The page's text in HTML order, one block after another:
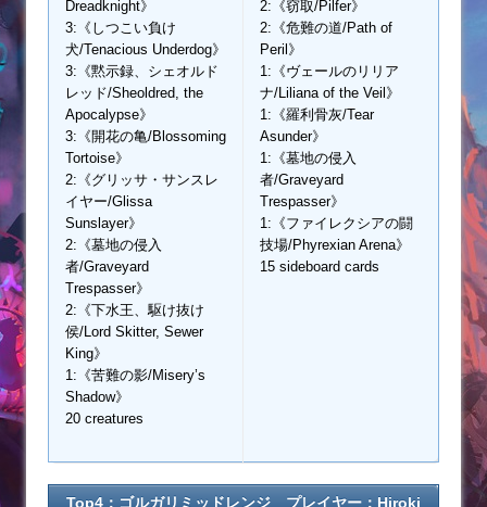
Dreadknight》
3:《しつこい負け
犬/Tenacious Underdog》
3:《黙示録、シェオルド
レッド/Sheoldred, the
Apocalypse》
3:《開花の亀/Blossoming
Tortoise》
2:《グリッサ・サンスレ
イヤー/Glissa
Sunslayer》
2:《墓地の侵入
者/Graveyard
Trespasser》
2:《下水王、駆け抜け
侯/Lord Skitter, Sewer
King》
1:《苦難の影/Misery’s
Shadow》
20 creatures
2:《窃取/Pilfer》
2:《危難の道/Path of
Peril》
1:《ヴェールのリリア
ナ/Liliana of the Veil》
1:《羅利骨灰/Tear
Asunder》
1:《墓地の侵入
者/Graveyard
Trespasser》
1:《ファイレクシアの闘
技場/Phyrexian Arena》
15 sideboard cards
Top4：ゴルガリミッドレンジ プレイヤー：Hiroki